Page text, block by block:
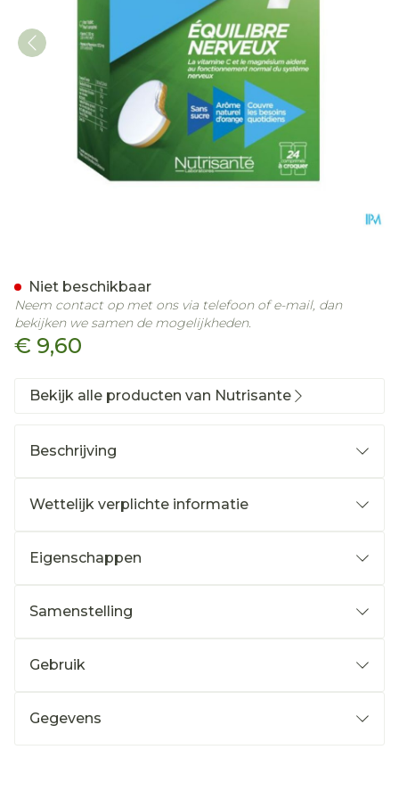
€ 9,60
Niet beschikbaar
Neem contact op met ons via telefoon of e-mail, dan
bekijken we samen de mogelijkheden.
Bekijk alle producten van Nutrisante
Beschrijving
Wettelijk verplichte informatie
Eigenschappen
Samenstelling
Gebruik
Gegevens